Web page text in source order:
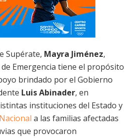
Supérate, Mayra Jiménez,
Emergencia tiene el propósito
brindado por el Gobierno
Luis Abinader, en
instituciones del Estado y
a las familias afectadas
que provocaron